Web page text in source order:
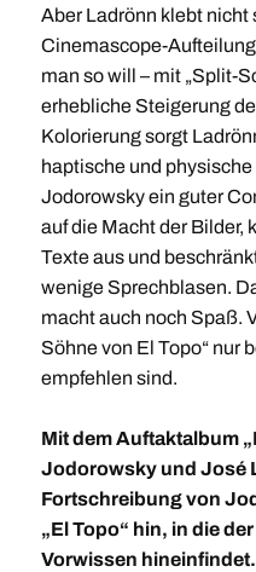
Aber Ladrönn klebt nicht
Cinemascope-
man so will – mit „Split-
erhebliche Steigerung
Kolorierung sorgt
haptische und
Jodorowsky ein guter
auf die Macht der Bilder,
Texte aus und
wenige Sprechblasen.
macht auch noch Spaß.
Söhne von El Topo“ nur
empfehlen sind.
Mit dem Auftaktalbum
Jodorowsky und José
Fortschreibung von
„El Topo“ hin, in die
Vorwissen